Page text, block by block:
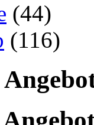
(44)
(116)